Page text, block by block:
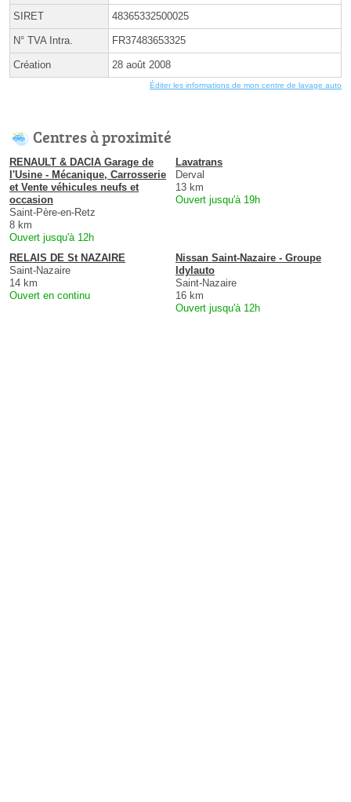
SIRET 48365332500025
N° TVA Intra. FR37483653325
Création 28 août 2008
Éditer les informations de mon centre de lavage auto
Centres à proximité
RENAULT & DACIA Garage de
l'Usine - Mécanique, Carrosserie
et Vente véhicules neufs et
occasion
Saint-Père-en-Retz
8 km
Ouvert jusqu'à 12h
Lavatrans
Derval
13 km
Ouvert jusqu'à 19h
RELAIS DE St NAZAIRE
Saint-Nazaire
14 km
Ouvert en continu
Nissan Saint-Nazaire - Groupe
Idylauto
Saint-Nazaire
16 km
Ouvert jusqu'à 12h